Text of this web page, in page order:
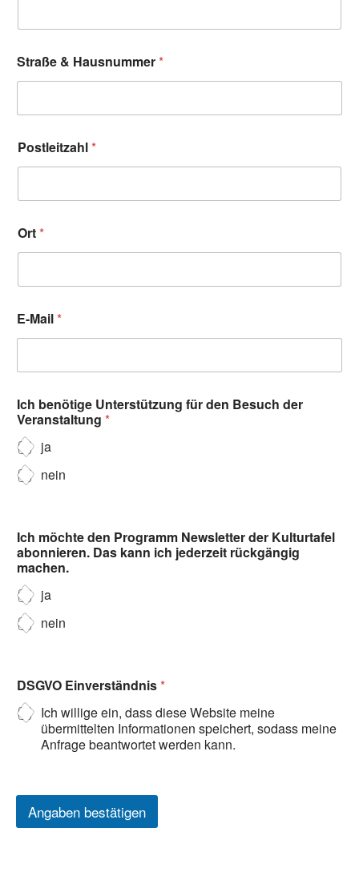
Straße & Hausnummer*
Postleitzahl*
Ort*
E-Mail*
Ich benötige Unterstützung für den Besuch der
Veranstaltung *
ja
nein
Ich möchte den Programm Newsletter der Kulturtafel
abonnieren. Das kann ich jederzeit rückgängig
machen.
ja
nein
DSGVO Einverständnis*
Ich willige ein, dass diese Website meine
übermittelten Informationen speichert, sodass meine
Anfrage beantwortet werden kann.
Angaben bestätigen